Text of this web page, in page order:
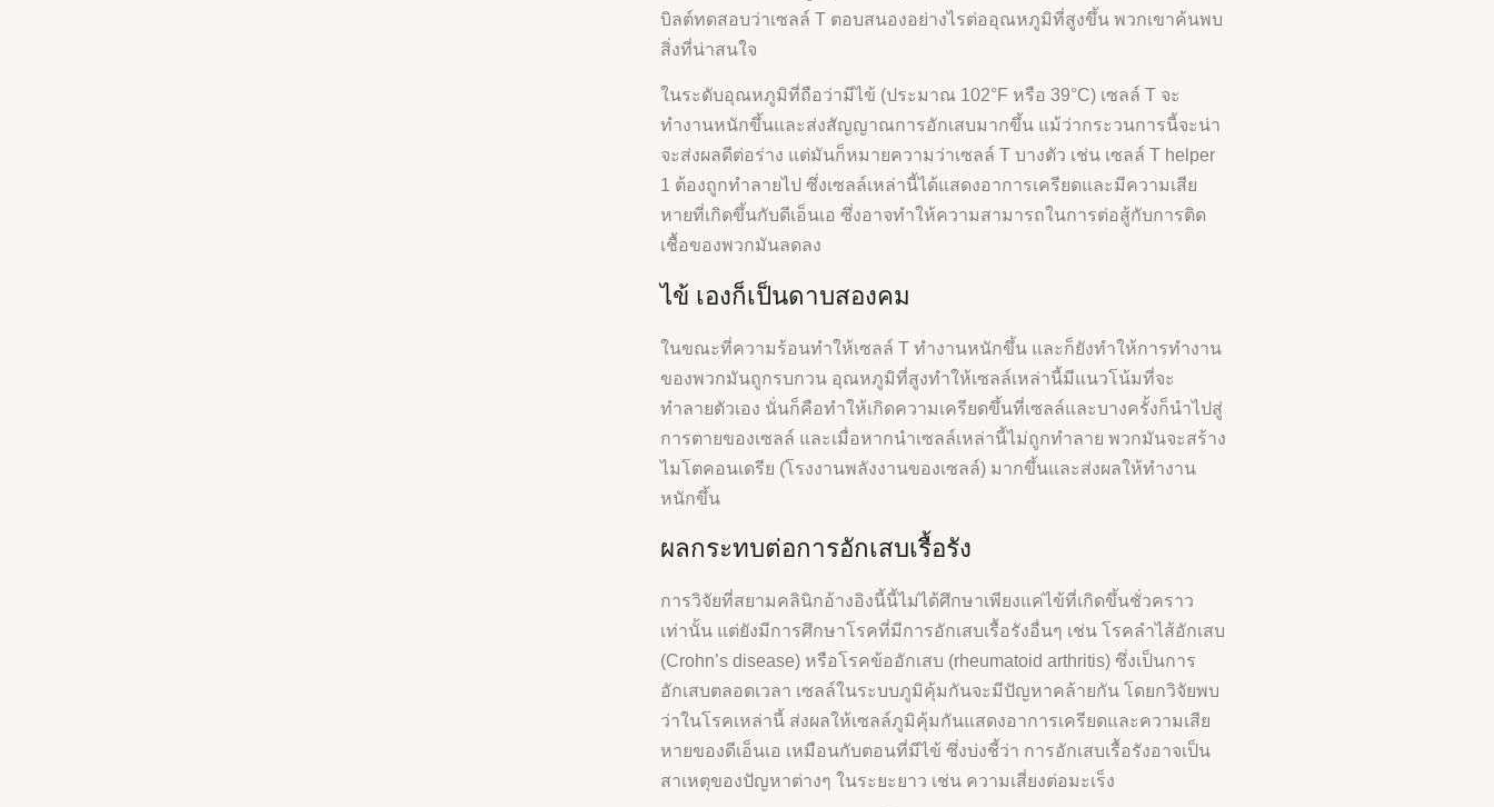
บิลต์ทดสอบว่าเซลล์ T ตอบสนองอย่างไรต่ออุณหภูมิที่สูงขึ้น พวกเขาค้นพบ
สิ่งที่น่าสนใจ
ในระดับอุณหภูมิที่ถือว่ามีไข้ (ประมาณ 102°F หรือ 39°C) เซลล์ T จะ
ทำงานหนักขึ้นและส่งสัญญาณการอักเสบมากขึ้น แม้ว่ากระวนการนี้จะน่า
จะส่งผลดีต่อร่าง แต่มันก็หมายความว่าเซลล์ T บางตัว เช่น เซลล์ T helper
1 ต้องถูกทำลายไป ซึ่งเซลล์เหล่านี้ได้แสดงอาการเครียดและมีความเสีย
หายที่เกิดขึ้นกับดีเอ็นเอ ซึ่งอาจทำให้ความสามารถในการต่อสู้กับการติด
เชื้อของพวกมันลดลง
ไข้ เองก็เป็นดาบสองคม
ในขณะที่ความร้อนทำให้เซลล์ T ทำงานหนักขึ้น และก็ยังทำให้การทำงาน
ของพวกมันถูกรบกวน อุณหภูมิที่สูงทำให้เซลล์เหล่านี้มีแนวโน้มที่จะ
ทำลายตัวเอง นั่นก็คือทำให้เกิดความเครียดขึ้นที่เซลล์และบางครั้งก็นำไปสู่
การตายของเซลล์ และเมื่อหากนำเซลล์เหล่านี้ไม่ถูกทำลาย พวกมันจะสร้าง
ไมโตคอนเดรีย (โรงงานพลังงานของเซลล์) มากขึ้นและส่งผลให้ทำงาน
หนักขึ้น
ผลกระทบต่อการอักเสบเรื้อรัง
การวิจัยที่สยามคลินิกอ้างอิงนี้นี้ไม่ได้ศึกษาเพียงแค่ไข้ที่เกิดขึ้นชั่วคราว
เท่านั้น แต่ยังมีการศึกษาโรคที่มีการอักเสบเรื้อรังอื่นๆ เช่น โรคลำไส้อักเสบ
(Crohn’s disease) หรือโรคข้ออักเสบ (rheumatoid arthritis) ซึ่งเป็นการ
อักเสบตลอดเวลา เซลล์ในระบบภูมิคุ้มกันจะมีปัญหาคล้ายกัน โดยกวิจัยพบ
ว่าในโรคเหล่านี้ ส่งผลให้เซลล์ภูมิคุ้มกันแสดงอาการเครียดและความเสีย
หายของดีเอ็นเอ เหมือนกับตอนที่มีไข้ ซึ่งบ่งชี้ว่า การอักเสบเรื้อรังอาจเป็น
สาเหตุของปัญหาต่างๆ ในระยะยาว เช่น ความเสี่ยงต่อมะเร็ง